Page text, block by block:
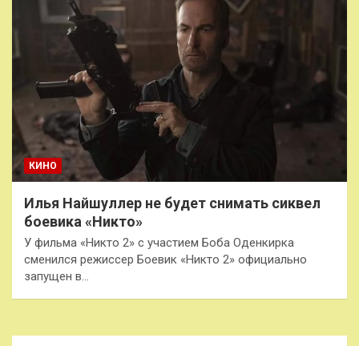
КИНО
Илья Найшуллер не будет снимать сиквел
боевика «Никто»
У фильма «Никто 2» с участием Боба Оденкирка
сменился режиссер Боевик «Никто 2» официально
запущен в…